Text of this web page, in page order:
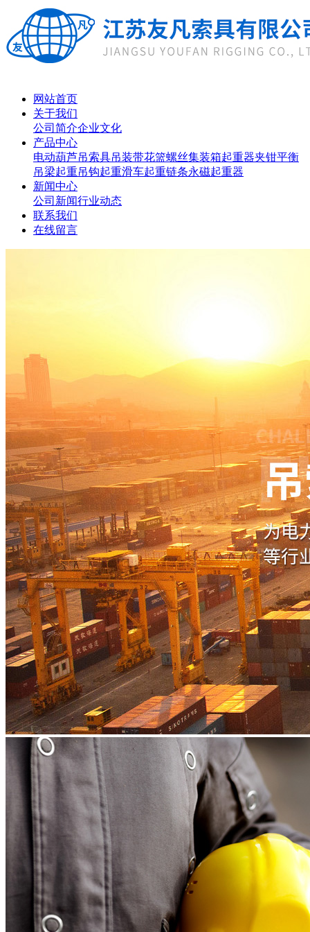
网站首页
关于我们
公司简介企业文化
产品中心
电动葫芦吊索具吊装带花篮螺丝集装箱起重器夹钳平衡
吊梁起重吊钩起重滑车起重链条永磁起重器
新闻中心
公司新闻行业动态
联系我们
在线留言